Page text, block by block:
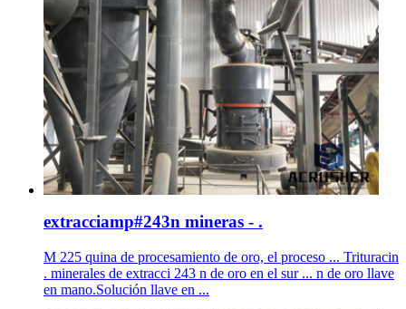
extracciamp#243n mineras - .
M 225 quina de procesamiento de oro, el proceso ... Trituracin
. minerales de extracci 243 n de oro en el sur ... n de oro llave
en mano.Solución llave en ...